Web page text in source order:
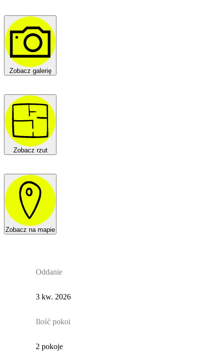
Zobacz galerię
Zobacz rzut
Zobacz na mapie
Oddanie
3 kw. 2026
Ilość pokoi
2 pokoje